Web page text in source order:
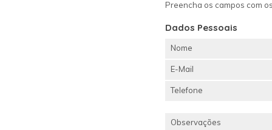
Preencha os campos com
Dados Pessoais
Nome
E-Mail
Telefone
Observações